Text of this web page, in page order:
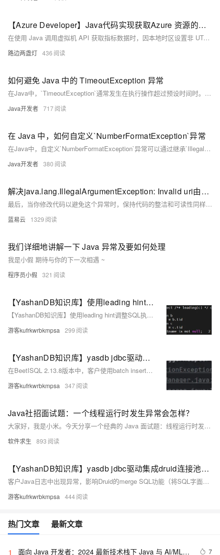
【Azure Developer】Java代码实现获取Azure 资源的指标数据却报错 "invalid time interval input"
在使用 Java 调用虚拟机 API 获取指标数据时，因本地时区设置非 UTC，导致时间格式解析错误。解决方法是在代码中手动指定时区为 UTC，使用 `ZoneOffset.ofHours(0)` 并结合 `withOffsetSameInstant` 方法进行时区转换，从而避免因时区差异引发的时间格式问题。
路边两盏灯 436
如何避免 Java 中的 TimeoutException 异常
在Java中，`TimeoutException`通常发生在执行操作超过预设时间时。要避免此异常，可以优化代码逻辑，减少不必要的等待；合理设置超时时间，确保其足够完成正常操作；使用异步处理或线程池管理任务，提高程序响应性。
Java开发者 717
在 Java 中，如何自定义`NumberFormatException`异常
在Java中，自定义`NumberFormatException`异常可以通过继承`IllegalArgumentException`类并重写其构造方法来实现。自定义异常类可以添加额外的错误信息或行为，以便更精确地处理特定的数字格式转换错误。
Java开发者 380
解决java.lang.IllegalArgumentException: Invalid uri由无效查询引起的问题
最后，当你修改代码以避免这个异常时，保持代码的整洁和可读性同样重要。注释你的代码，用意图清晰的方法名，并确保逻辑简单明了，这样在未来你或其他开发者需要时可以轻松地维护它。
蓝易云 1329
我们详细地讲解一下 Java 异常及要如何处理
我是小假 期待与你的下一次相遇 ~
程序员小假 321
【YashanDB知识库】使用leading hint调整SQL执行计划后报错YAS-04522 invalid hint leading
【YashanDB知识库】使用leading hint调整SQL执行计划后报错YAS-04522 invalid hint leading
游客kufrkwrbkmpsa 299
【YashanDB知识库】yasdb jdbc驱动集成BeetISQL中间件，业务(java)报autoAssignKey failure异常
在BeetISQL 2.13.8版本中，客户使用batch insert向yashandb表插入数据并尝试获取自动生成的sequence id时，出现类型转换异常。原因是beetlsql在prepareStatement时未指定返回列，导致yashan JDBC驱动返回rowid（字符串），与Java Bean中的数字类型tid不匹配。此问题影响业务流程，使无法正确获取sequence id。解决方法包括：1) 在batchInsert时不返回自动生成的sequence id；2) 升级至BeetISQL 3，其已修正该问题。
游客kufrkwrbkmpsa 347
Java社招面试题：一个线程运行时发生异常会怎样？
大家好，我是小米。今天分享一个经典的 Java 面试题：线程运行时发生异常，程序会怎样处理？此问题考察 Java 线程和异常处理机制的理解。线程发生异常，默认会导致线程终止，但可以通过 try-catch 捕获并处理，避免影响其他线程。未捕获的异常可通过 Thread.UncaughtExceptionHandler 处理。线程池中的异常会被自动处理，不影响任务执行。希望这篇文章能帮助你深入理解 Java 线程异常处理机制，为面试做好准备。如果你觉得有帮助，欢迎收藏、转发！
软件求生 893
【YashanDB知识库】yasdb jdbc驱动集成druid连接池，业务(java)日志中有token IDENTIFIER start异常
客户Java日志中出现异常，影响Druid的merge SQL功能（将SQL字面量替换为绑定变量以统计性能），但不影响正常业务流程。原因是Druid在merge SQL时传入null作为dbType，导致无法解析递归查询中的`start`关键字。
游客kufrkwrbkmpsa 444
热门文章 最新文章
面向 Java 开发者：2024 最新技术栈下 Java 与 AI/ML
7